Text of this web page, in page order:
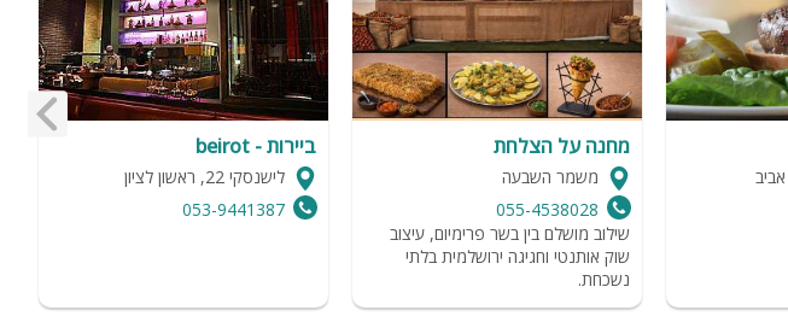
מחנה על הצלחת
משמר השבעה
055-4538028
שילוב מושלם בין בשר פרימיום, עיצוב
שוק אותנטי וחגיגה ירושלמית בלתי
נשכחת.
ביירות - beirot
לישנסקי 22, ראשון לציון
053-9441387